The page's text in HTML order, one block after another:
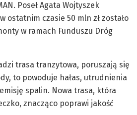
Poseł Agata Wojtyszek
ostatnim czasie 50 mln zł zostało
w ramach Funduszu Dróg
trasa tranzytowa, poruszają się
to powoduje hałas, utrudnienia
spalin. Nowa trasa, która
znacząco poprawi jakość